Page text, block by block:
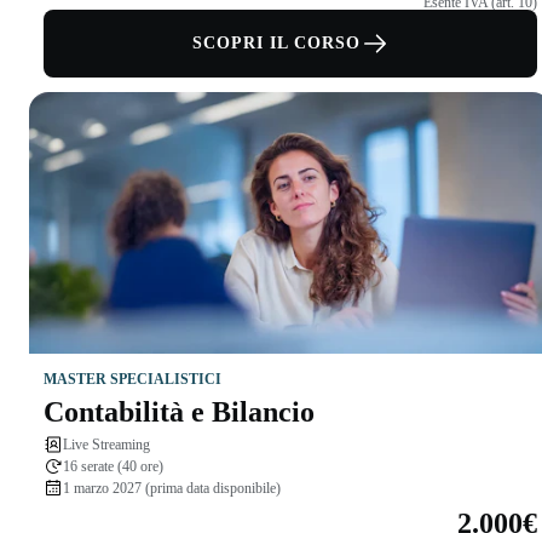
SCOPRI IL CORSO
MASTER SPECIALISTICI
Contabilità e Bilancio
Live Streaming
16 serate (40 ore)
1 marzo 2027 (prima data disponibile)
2.000€